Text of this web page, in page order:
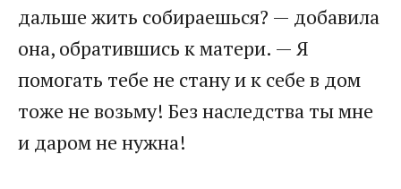
дальше жить собираешься? — добавила
она, обратившись к матери. — Я
помогать тебе не стану и к себе в дом
тоже не возьму! Без наследства ты мне
и даром не нужна!